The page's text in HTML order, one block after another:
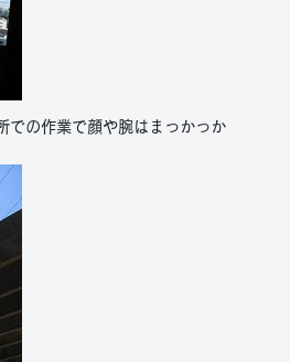
での作業で顔や腕はまっかっか